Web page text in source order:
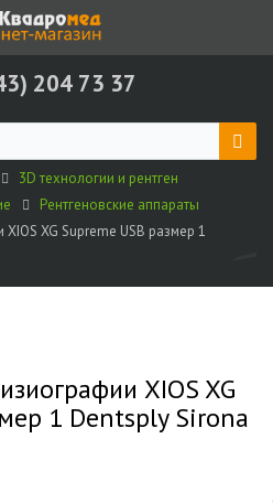
204 73 37
3D технологии и рентген
Рентгеновские аппараты
XG Supreme USB размер 1
XIOS XG
1 Dentsply Sirona